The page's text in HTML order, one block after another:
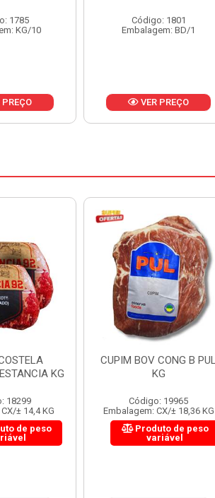
1801
BD/1
PREÇO
Código: 1797
Embalagem: CX/1
VER PREÇO
B PUL
19965
± 18,36 KG
de peso
CARNE MOIDA FORTBOI
CX 10KG
Código: 200
Embalagem: KG/10